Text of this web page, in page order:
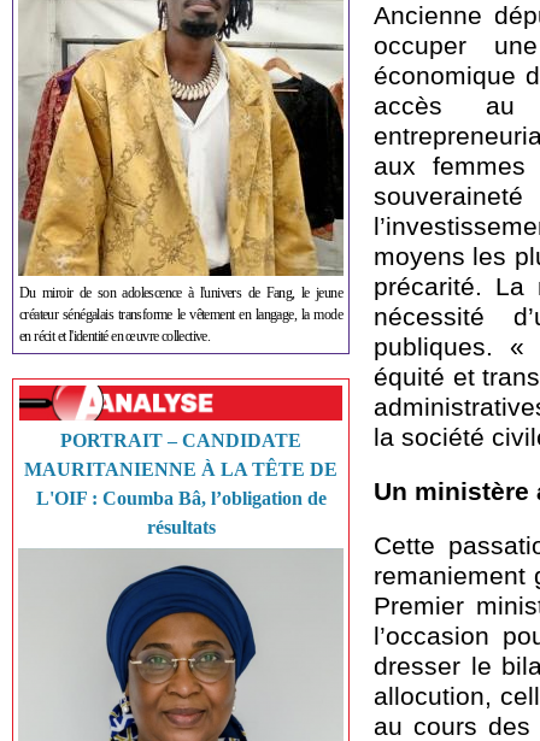
Du miroir de son adolescence à l'univers de Fang, le jeune
créateur sénégalais transforme le vêtement en langage, la mode
en récit et l'identité en œuvre collective.
PORTRAIT – CANDIDATE
MAURITANIENNE À LA TÊTE DE
L'OIF : Coumba Bâ, l’obligation de
résultats
Ancienne
occuper
économique
accès au
aux
moyens les
précarité. La
nécessité
publiques. «
équité et
la société
Un
Cette
remaniement
Premier
l’occasion
dresser le
allocution,
au cours des